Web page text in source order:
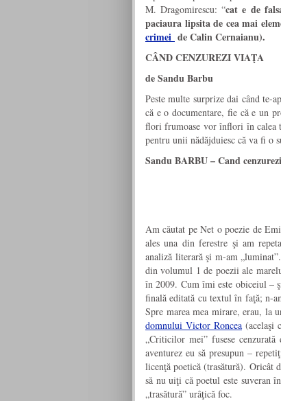
M. Dragomirescu: “cat e de
paciaura lipsita de cea mai
crimei de Calin Cernaianu).
CÂND CENZUREZI VIAŢA
de Sandu Barbu
Peste multe surprize dai când te-
că e o documentare, fie că e un
flori frumoase vor înflori în calea
pentru unii nădăjduiesc că va fi o
Sandu BARBU – Cand
Am căutat pe Net o poezie de
ales una din ferestre şi am
analiză literară şi m-am
din volumul 1 de poezii ale
în 2009. Cum îmi este obiceiul –
finală editată cu textul în faţă; n-
Spre marea mea mirare, erau, la
domnului Victor Roncea (acelaşi
„Criticilor mei” fusese
aventurez eu să presupun –
licenţă poetică (trasătură). Oricât
să nu uiţi că poetul este suveran
„trasătură” urâţică foc.